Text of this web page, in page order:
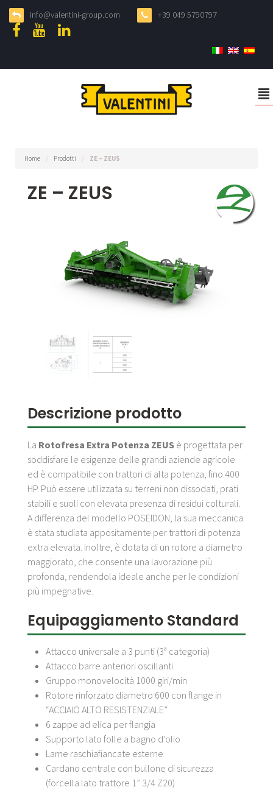
info@valentini-group.com +39 049 5790797
²
Home / Prodotti / ZE – ZEUS
ZE – ZEUS
Descrizione prodotto
La Rotofresa Extra Potenza ZEUS è progettata per
soddisfare le esigenze delle grandi aziende agricole
ed è compatibile con trattori di alta potenza, fino 400
HP. Può essere utilizzata su terreni non dissodati, prati
stabili e suoli con elevata presenza di residui colturali.
A differenza del modello POSEIDON, la sua meccanica
è stata studiata appositamente per trattori di potenza
extra elevata. Inoltre, è dotata di un rotore a diametro
maggiorato, che consente una lavorazione più
profonda, rendendola ideale anche per le condizioni
più impegnative.
Equipaggiamento Standard
Attacco universale a 3 punti (3ª categoria)
Attacco barre anteriori oscillanti
Gruppo monovelocità 1000 giri/min
Rotore rinforzato diametro 600 con flange in
“ACCIAIO ALTO RESISTENZIALE”
6 zappe ad elica per flangia
Supporto lato folle a bagno d’olio
Lame raschiafiancate esterne
Cardano centrale con bullone di sicurezza
(forcella lato trattore 1” 3/4 Z20)